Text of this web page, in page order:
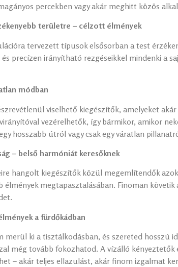
percekben vagy akár meghitt közös
területre – célzott élmények
tervezett típusok elsősorban a test
precízen irányítható rezgéseikkel mindenki a
módban
viselhető kiegészítők, amelyeket
vezérelhetők, így bármikor, amikor
hosszabb útról vagy csak egy váratlan
– belső harmóniát keresőknek
hangolt kiegészítők közül megemlítendők
élmények megtapasztalásában. Finoman
a fürdőkádban
merül ki a tisztálkodásban, és szereted hosszú
még tovább fokozhatod. A vízálló
– akár teljes ellazulást, akár finom izgalmat